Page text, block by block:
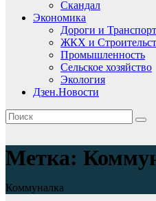
Скандал
Экономика
Дороги и Транспорт
ЖКХ и
Промышленность
Сельское хозяйство
Экология
Дзен.Новости
Метка:
Коммуналка